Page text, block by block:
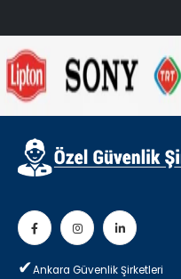
Ankara Güvenlik Şirketleri